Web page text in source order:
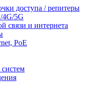
доступа / репитеры
4G/5G
связи и интернета
PoE